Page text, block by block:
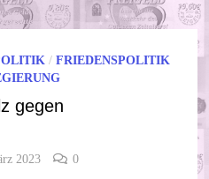
/FRIEDENSPOLITIK
gegen
2023 0